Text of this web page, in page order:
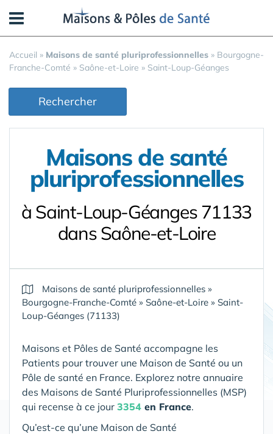
Accueil » Maisons de santé pluriprofessionnelles » Bourgogne-
Franche-Comté » Saône-et-Loire » Saint-Loup-Géanges
Rechercher
Maisons de santé
pluriprofessionnelles
à Saint-Loup-Géanges 71133
dans Saône-et-Loire
Maisons de santé pluriprofessionnelles »
Bourgogne-Franche-Comté » Saône-et-Loire » Saint-
Loup-Géanges (71133)
Maisons et Pôles de Santé accompagne les
Patients pour trouver une Maison de Santé ou un
Pôle de santé en France. Explorez notre annuaire
des Maisons de Santé Pluriprofessionnelles (MSP)
qui recense à ce jour 3354 en France.
Qu’est-ce qu’une Maison de Santé
Panneau de gestion des cookies